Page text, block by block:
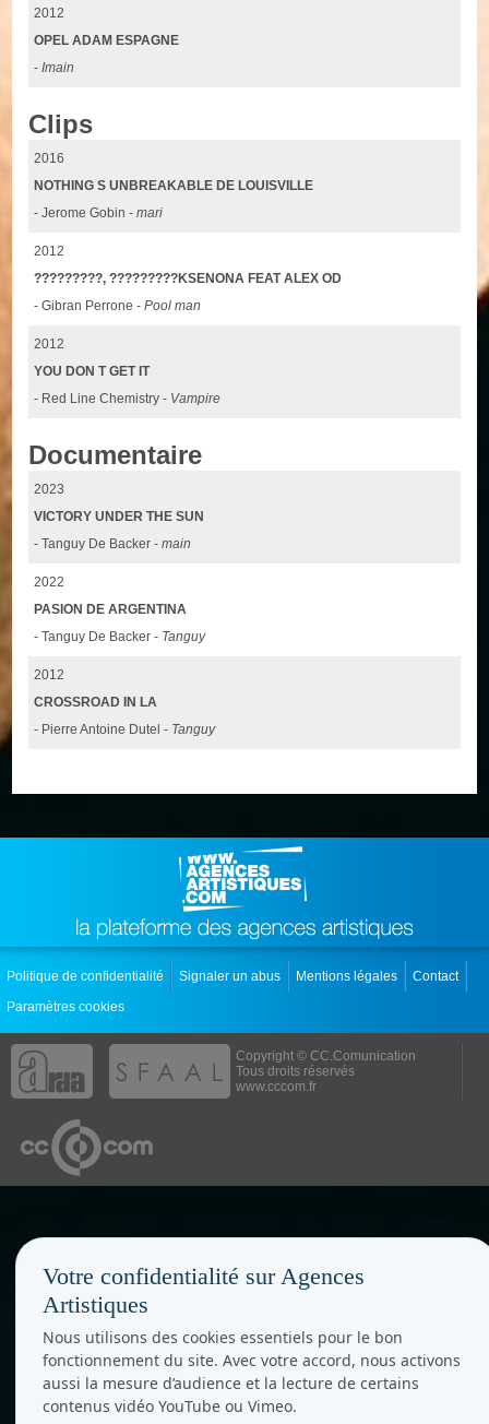
2012
OPEL ADAM ESPAGNE
-Imain
Clips
2016
NOTHING S UNBREAKABLE DE LOUISVILLE
- Jerome Gobin -mari
2012
?????????, ?????????KSENONA FEAT ALEX OD
- Gibran Perrone -Pool man
2012
YOU DON T GET IT
- Red Line Chemistry - Vampire
Documentaire
2023
VICTORY UNDER THE SUN
- Tanguy De Backer -main
2022
PASION DE ARGENTINA
- Tanguy De Backer - Tanguy
2012
CROSSROAD IN LA
- Pierre Antoine Dutel - Tanguy
Politique de confidentialité Signaler un abus Mentions légales
Contact
Paramètres cookies
Copyright © CC.Comunication
Tous droits réservés
www.cccom.fr
Votre confidentialité sur Agences
Artistiques
Nous utilisons des cookies essentiels pour le bon
fonctionnement du site. Avec votre accord, nous activons
aussi la mesure d’audience et la lecture de certains
contenus vidéo YouTube ou Vimeo.